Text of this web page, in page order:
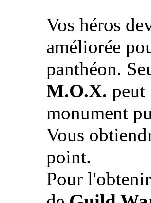
Vos héros
améliorée
panthéon.
M.O.X. peut
monument
Vous
point.
Pour